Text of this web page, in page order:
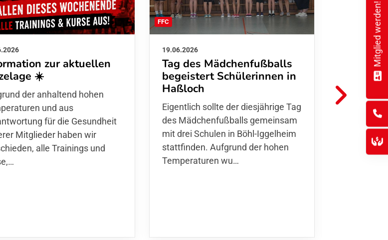
zur aktuellen
☀️
der anhaltend hohen
und aus
für die Gesundheit
Mitglieder haben wir
alle Trainings und
,…
FFC
19.06.2026
Tag des Mädchenfußballs
begeistert Schülerinnen in
Haßloch
Eigentlich sollte der diesjährige Tag
des Mädchenfußballs gemeinsam
mit drei Schulen in Böhl-Iggelheim
stattfinden. Aufgrund der hohen
Temperaturen wu…
01.06.2026
Danke
FFC
Hoffmann
Thomas
den
Mitglied werden!